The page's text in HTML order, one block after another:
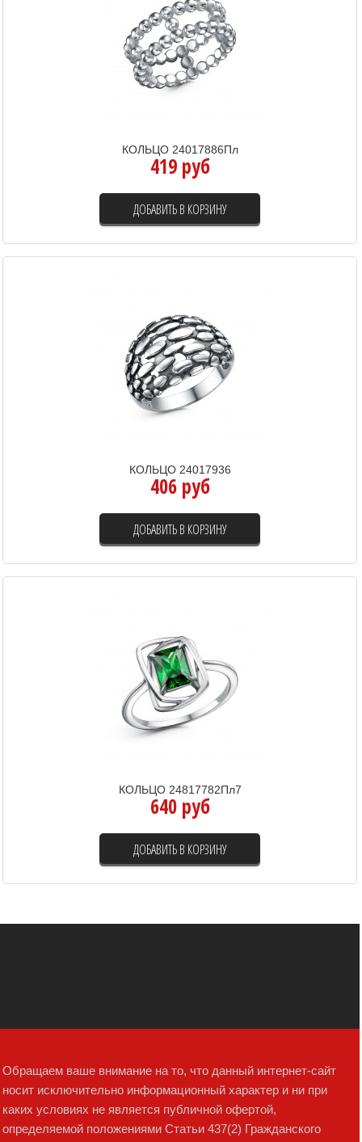
КОЛЬЦО 24017886Пл
419 руб
ДОБАВИТЬ В КОРЗИНУ
КОЛЬЦО 24017936
406 руб
ДОБАВИТЬ В КОРЗИНУ
КОЛЬЦО 24817782Пл7
640 руб
ДОБАВИТЬ В КОРЗИНУ
Обращаем ваше внимание на то, что данный интернет-сайт
носит исключительно информационный характер и ни при
каких условиях не является публичной офертой,
определяемой положениями Статьи 437(2) Гражданского